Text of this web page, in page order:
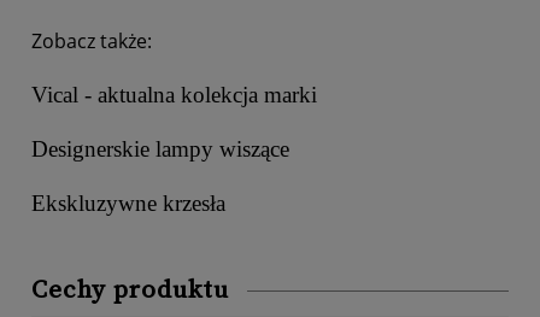
Zobacz także:
Vical - aktualna kolekcja marki
Designerskie lampy wiszące
Ekskluzywne krzesła
Cechy produktu